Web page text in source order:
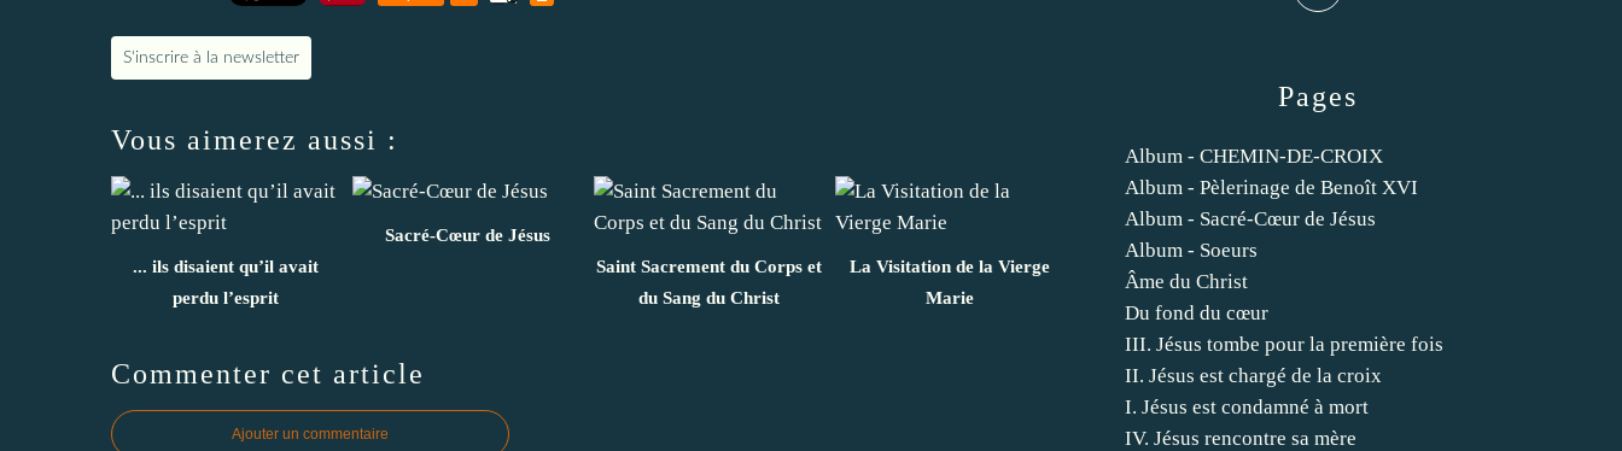
S'inscrire à la newsletter
Vous aimerez aussi :
... ils disaient qu’il avait
perdu l’esprit
Sacré-Cœur de Jésus
Saint Sacrement du Corps et
du Sang du Christ
La Visitation de la Vierge
Marie
Commenter cet article
Ajouter un commentaire
Pages
Album - CHEMIN-DE-CROIX
Album - Pèlerinage de Benoît XVI
Album - Sacré-Cœur de Jésus
Album - Soeurs
Âme du Christ
Du fond du cœur
III. Jésus tombe pour la première fois
II. Jésus est chargé de la croix
I. Jésus est condamné à mort
IV. Jésus rencontre sa mère